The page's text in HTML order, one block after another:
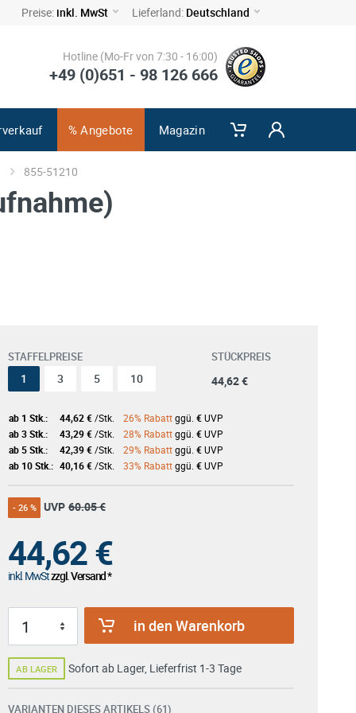
Preise: inkl. MwSt Lieferland: Deutschland
Hotline (Mo-Fr von 7:30 - 16:00)
+49 (0)651 - 98 126 666
% Angebote Magazin
855-51210
STAFFELPREISE
1 3 5 10
STÜCKPREIS
44,62 €
ab 1 Stk.: 44,62 €/Stk. 26% Rabattggü.€UVP
ab 3 Stk.:
43,29 €/Stk. 28% Rabattggü.€UVP
ab 5 Stk.:
42,39 €/Stk. 29% Rabattggü.€UVP
ab 10 Stk.: 40,16 €/Stk. 33% Rabattggü.€UVP
- 26 % UVP 60.05 €
44,62€
inkl. MwStzzgl. Versand *
in den Warenkorb
AB LAGER Sofort ab Lager, Lieferfrist 1-3 Tage
VARIANTEN DIESES ARTIKELS (61)